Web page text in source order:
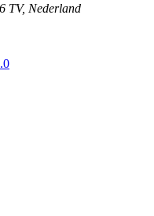
TV, Nederland